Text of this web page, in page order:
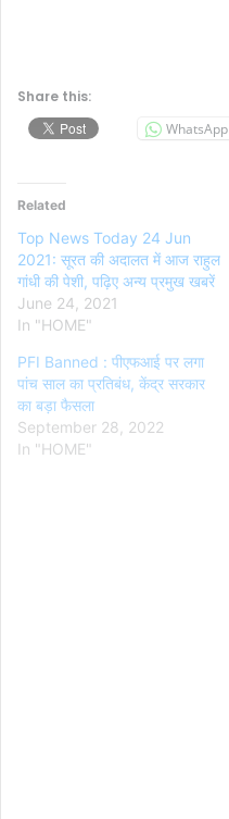
Share this:
WhatsApp
Related
Top News Today 24 Jun
2021: सूरत की अदालत में आज राहुल
गांधी की पेशी, पढ़िए अन्य प्रमुख खबरें
June 24, 2021
In "HOME"
PFI Banned : पीएफआई पर लगा
पांच साल का प्रतिबंध, केंद्र सरकार
का बड़ा फैसला
September 28, 2022
In "HOME"